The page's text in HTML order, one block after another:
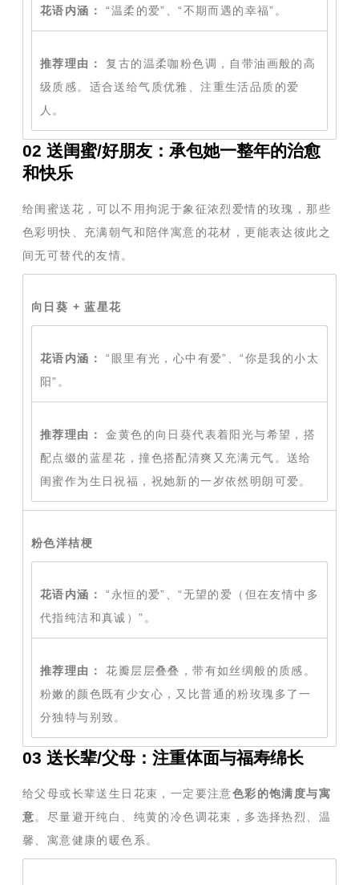
花语内涵： “温柔的爱”、“不期而遇的幸福”。
推荐理由：
复古的温柔咖粉色调，自带油画般的高
级质感。适合送给气质优雅、注重生活品质的爱
人。
02 送闺蜜/好朋友：承包她一整年的治愈
和快乐
给闺蜜送花，可以不用拘泥于象征浓烈爱情的玫瑰，那些
色彩明快、充满朝气和陪伴寓意的花材，更能表达彼此之
间无可替代的友情。
向日葵 + 蓝星花
花语内涵：
“眼里有光，心中有爱”、“你是我的小太
阳”。
推荐理由：
金黄色的向日葵代表着阳光与希望，搭
配点缀的蓝星花，撞色搭配清爽又充满元气。送给
闺蜜作为生日祝福，祝她新的一岁依然明朗可爱。
粉色洋桔梗
花语内涵：
“永恒的爱”、“无望的爱（但在友情中多
代指纯洁和真诚）”。
推荐理由：
花瓣层层叠叠，带有如丝绸般的质感。
粉嫩的颜色既有少女心，又比普通的粉玫瑰多了一
分独特与别致。
03 送长辈/父母：注重体面与福寿绵长
给父母或长辈送生日花束，一定要注意色彩的饱满度与寓
意。尽量避开纯白、纯黄的冷色调花束，多选择热烈、温
馨、寓意健康的暖色系。